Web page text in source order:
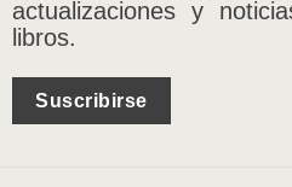
actualizaciones y
libros.
Suscribirse